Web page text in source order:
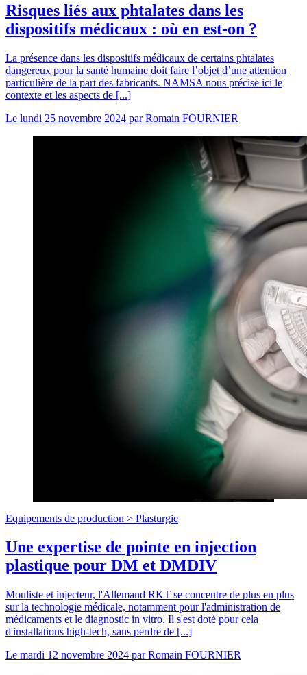
Risques liés aux phtalates dans les
dispositifs médicaux : où en est-on ?
La présence dans les dispositifs médicaux de certains phtalates
dangereux pour la santé humaine doit faire l’objet d’une attention
particulière de la part des fabricants. NAMSA nous précise ici le
contexte et les aspects de [...]
Le lundi 25 novembre 2024 parRomain FOURNIER
Equipements de production > Plasturgie
Une expertise de pointe en injection
plastique pour DM et DMDIV
Mouliste et injecteur, l'Allemand RKT se concentre de plus en plus
sur la technologie médicale, notamment pour l'administration de
médicaments et le diagnostic in vitro. Il s'est doté pour cela
d'installations high-tech, sans perdre de [...]
Le mardi 12 novembre 2024 parRomain FOURNIER